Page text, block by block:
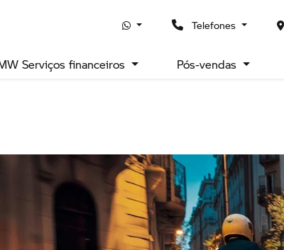
Telefones
Serviços financeiros Pós-vendas